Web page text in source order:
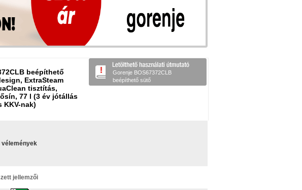
Gorenje BOS67372CLB
beépíthető sütő
beépíthető
ExtraSteam
tisztítás,
77 l (3 év jótállás
KKV-nak)
vélemények
jellemzői